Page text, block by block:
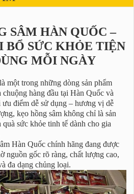
SÂM HÀN QUỐC –
BỔ SỨC KHỎE TIỆN
MỖI NGÀY
một trong những dòng sản phẩm
hàng đầu tại Hàn Quốc và
điểm dễ sử dụng – hương vị dễ
kẹo hồng sâm không chỉ là sản
sức khỏe tinh tế dành cho gia
Hàn Quốc chính hãng đang được
nguồn gốc rõ ràng, chất lượng cao,
đa dạng chủng loại.